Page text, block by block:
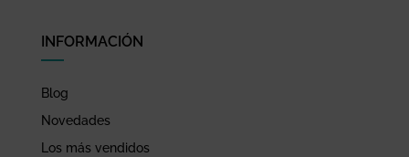
INFORMACIÓN
Blog
Novedades
Los más vendidos